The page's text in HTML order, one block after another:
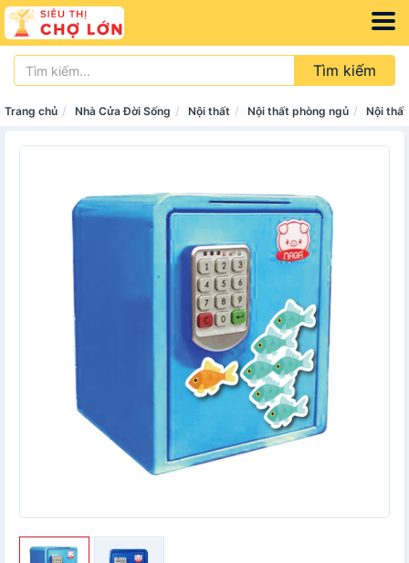
Tìm kiếm
Trang chủ Nhà Cửa Đời Sống Nội thất Nội thất phòng ngủ Nội